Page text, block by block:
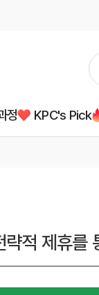
정 KPC's Pick
적 제휴를